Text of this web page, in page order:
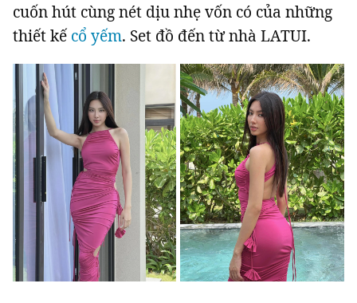
cuốn hút cùng nét dịu nhẹ vốn có của những
thiết kếcổ yếm. Set đồ đến từ nhà LATUI.